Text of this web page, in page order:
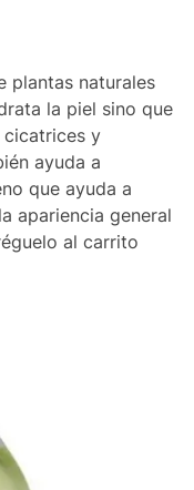
plantas naturales
la piel sino que
cicatrices y
ayuda a
que ayuda a
apariencia general
al carrito